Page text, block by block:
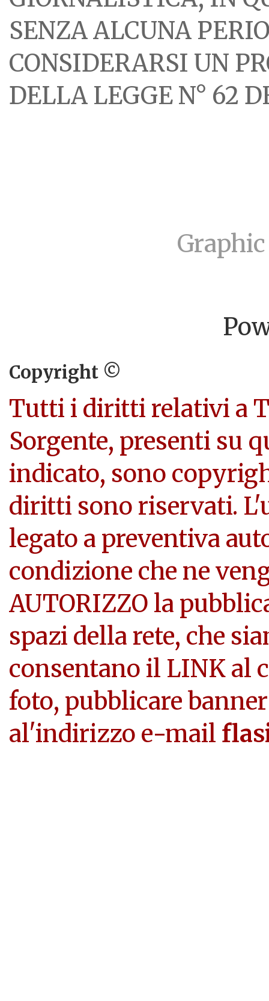
SENZA ALCUNA
CONSIDERARSI UN
DELLA LEGGE N° 62
Copyright ©
Tutti i diritti relativi a
Sorgente, presenti su
indicato, sono
diritti sono riservati.
legato a preventiva
condizione che ne
AUTORIZZO la
spazi della rete, che
consentano il LINK al
foto, pubblicare
al'indirizzo e-mail